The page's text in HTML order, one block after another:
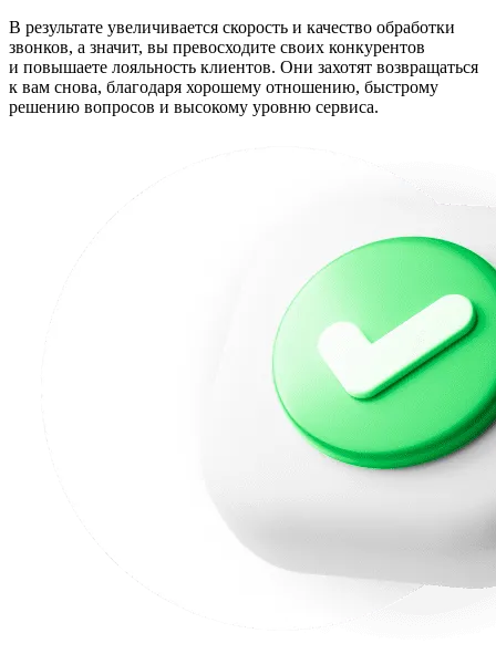
В результате увеличивается скорость и качество обработки
звонков, а значит, вы превосходите своих конкурентов
и повышаете лояльность клиентов. Они захотят возвращаться
к вам снова, благодаря хорошему отношению, быстрому
решению вопросов и высокому уровню сервиса.